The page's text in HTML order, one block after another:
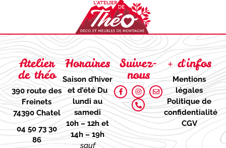
Atelier
de théo
390 route des
Freinets
74390 Chatel
04 50 73 30
86
Horaires
Saison d’hiver
et d’étéDu
lundi au
samedi
10h – 12h et
14h – 19h
sauf
Suivez-
nous
+ d'infos
Mentions
légales
Politique de
confidentialité
CGV